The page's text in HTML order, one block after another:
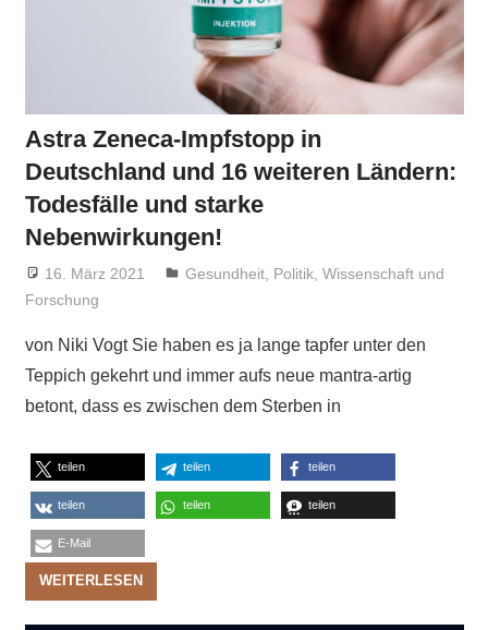
Astra Zeneca-Impfstopp in
Deutschland und 16 weiteren Ländern:
Todesfälle und starke
Nebenwirkungen!
16. März 2021 Niki Vogt
Gesundheit Politik ,Wissenschaft und
Forschung
von Niki Vogt Sie haben es ja lange tapfer unter den
Teppich gekehrt und immer aufs neue mantra-artig
betont, dass es zwischen dem Sterben in
teilen teilen teilen
teilen teilen teilen
E-Mail
WEITERLESEN